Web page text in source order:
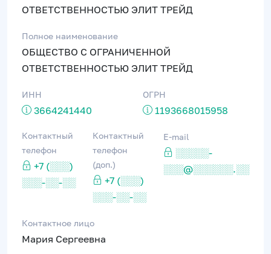
ОТВЕТСТВЕННОСТЬЮ ЭЛИТ ТРЕЙД
Полное наименование
ОБЩЕСТВО С ОГРАНИЧЕННОЙ
ОТВЕТСТВЕННОСТЬЮ ЭЛИТ ТРЕЙД
ИНН
3664241440
ОГРН
1193668015958
Контактный
телефон
+7 (░░░)
░░░-░░-░░
Контактный
телефон
(доп.)
+7 (░░░)
░░░-░░-░░
E-mail
░░░░░-
░░░@░░░░░░.░░
Контактное лицо
Мария Сергеевна